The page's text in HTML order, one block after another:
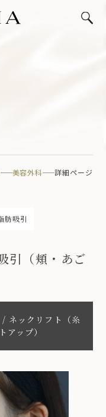
美容外科 詳細ページ
肪吸引
引（頬・あご
ネックリフト（糸
アップ）